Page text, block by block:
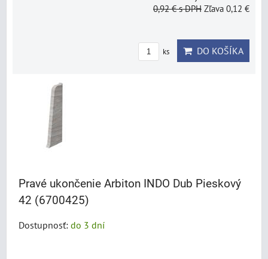
0,92 €s DPH Zľava 0,12 €
ks DO KOŠÍKA
Pravé ukončenie Arbiton INDO Dub Pieskový
42 (6700425)
Dostupnosť: do 3 dní